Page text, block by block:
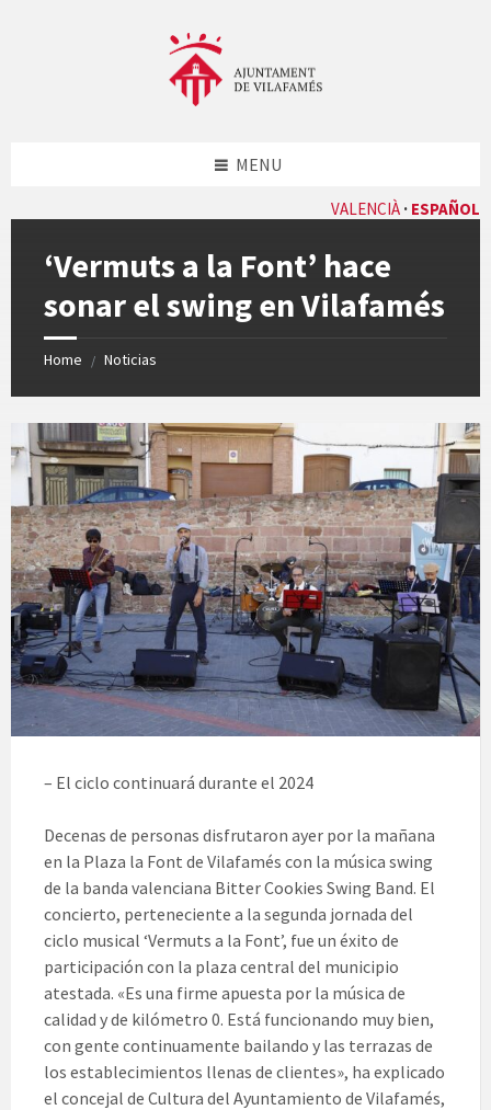
VALENCIÀ ESPAÑOL
MENU
‘Vermuts a la Font’ hace
sonar el swing en Vilafamés
Home / Noticias
– El ciclo continuará durante el 2024
Decenas de personas disfrutaron ayer por la mañana
en la Plaza la Font de Vilafamés con la música swing
de la banda valenciana Bitter Cookies Swing Band. El
concierto, perteneciente a la segunda jornada del
ciclo musical ‘Vermuts a la Font’, fue un éxito de
participación con la plaza central del municipio
atestada. «Es una firme apuesta por la música de
calidad y de kilómetro 0. Está funcionando muy bien,
con gente continuamente bailando y las terrazas de
los establecimientos llenas de clientes», ha explicado
el concejal de Cultura del Ayuntamiento de Vilafamés,